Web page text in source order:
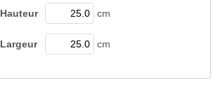
Hauteur cm
Largeur cm